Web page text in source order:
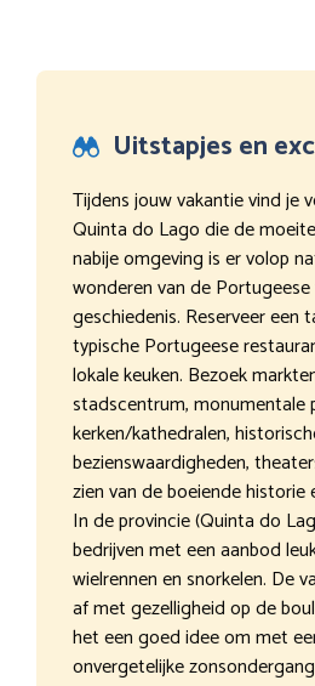
Uitstapjes en
Tijdens jouw vakantie vind je
Quinta do Lago die de
nabije omgeving is er volop
wonderen van de
geschiedenis. Reserveer een
typische Portugeese
lokale keuken. Bezoek
stadscentrum, monumentale
kerken/kathedralen,
bezienswaardigheden,
zien van de boeiende historie
In de provincie (Quinta do
bedrijven met een aanbod
wielrennen en snorkelen. De
af met gezelligheid op de
het een goed idee om met
onvergetelijke